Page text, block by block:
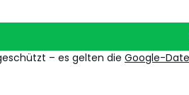
– es gelten die Google-